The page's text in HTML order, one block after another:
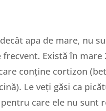
apa de mare, nu
Există în
conține cortizon
Le veți găsi ca
care ele nu sunt